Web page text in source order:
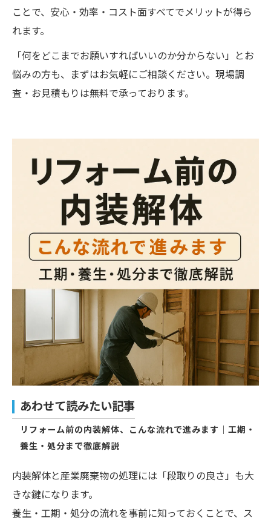
ことで、安心・効率・コスト面すべてでメリットが得ら
れます。
「何をどこまでお願いすればいいのか分からない」とお
悩みの方も、まずはお気軽にご相談ください。現場調
査・お見積もりは無料で承っております。
あわせて読みたい記事
リフォーム前の内装解体、こんな流れで進みます｜工期・
養生・処分まで徹底解説
内装解体と産業廃棄物の処理には「段取りの良さ」も大
きな鍵になります。
養生・工期・処分の流れを事前に知っておくことで、ス